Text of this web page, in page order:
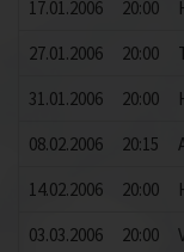
17.01.2006
20:00
27.01.2006
20:00
31.01.2006
20:00
08.02.2006
20:15
14.02.2006
20:00
03.03.2006
20:00